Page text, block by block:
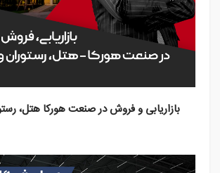
بازاریابی و فروش در صنعت هورکا هتل،